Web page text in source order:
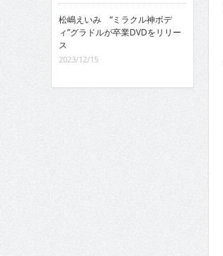
松嶋えいみ “ミラクル神ボデ
ィ”グラドルが卒業DVDをリリー
ス
2023/12/15